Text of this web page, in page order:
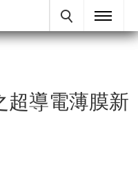
超導電薄膜新